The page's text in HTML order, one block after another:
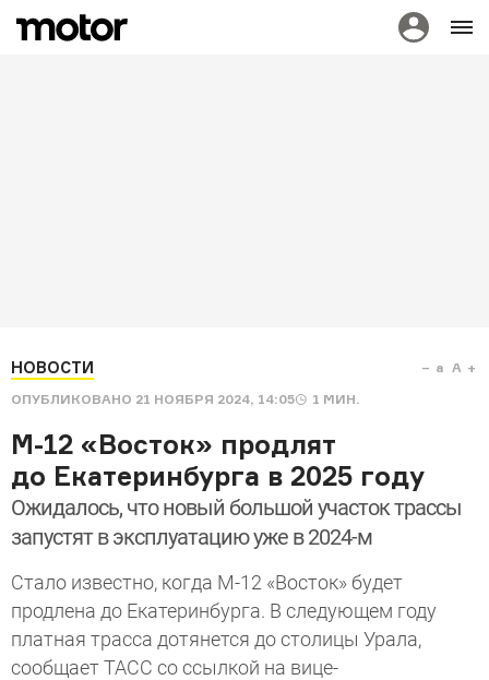
НОВОСТИ
ОПУБЛИКОВАНО 21 НОЯБРЯ 2024, 14:05 1 МИН.
a A
М-12 «Восток» продлят
до Екатеринбурга в 2025 году
Ожидалось, что новый большой участок трассы
запустят в эксплуатацию уже в 2024-м
Стало известно, когда М-12 «Восток» будет
продлена до Екатеринбурга. В следующем году
платная трасса дотянется до столицы Урала,
сообщает ТАСС со ссылкой на вице-